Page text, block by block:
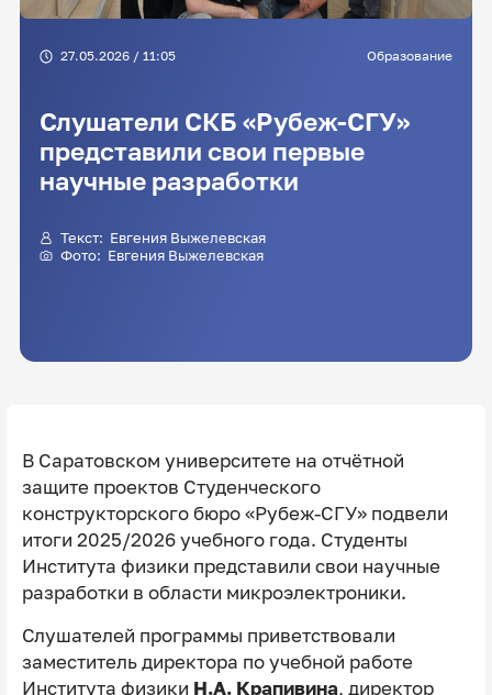
27.05.2026 / 11:05 Образование
Слушатели СКБ «Рубеж-СГУ»
представили свои первые
научные разработки
Текст: Евгения Выжелевская
Фото: Евгения Выжелевская
В Саратовском университете на отчётной
защите проектов Студенческого
конструкторского бюро «Рубеж-СГУ» подвели
итоги 2025/2026 учебного года. Студенты
Института физики представили свои научные
разработки в области микроэлектроники.
Слушателей программы приветствовали
заместитель директора по учебной работе
Института физики Н.А. Крапивина, директор